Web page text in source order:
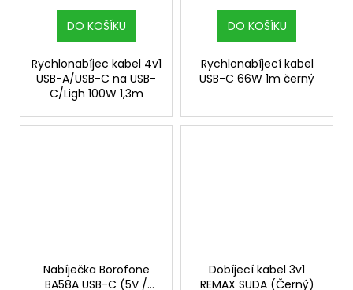
DO KOŠÍKU
Rychlonabíjec kabel 4v1
USB-A/USB-C na USB-
C/Ligh 100W 1,3m
DO KOŠÍKU
Rychlonabíjecí kabel
USB-C 66W 1m černý
Nabíječka Borofone
BA58A USB-C (5V /
Dobíjecí kabel 3v1
REMAX SUDA (Černý)